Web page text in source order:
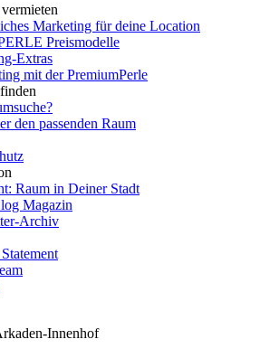
Marketing für deine Location
Preismodelle
Extras
mit der PremiumPerle
den passenden Raum
Raum in Deiner Stadt
Magazin
Archiv
Innenhof